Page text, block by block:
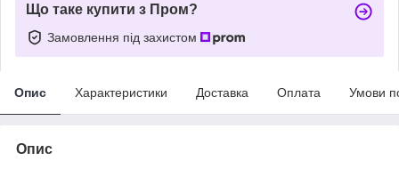
Що таке купити з Пром?
Замовлення під захистом
Опис Характеристики Доставка Оплата Умови
Опис